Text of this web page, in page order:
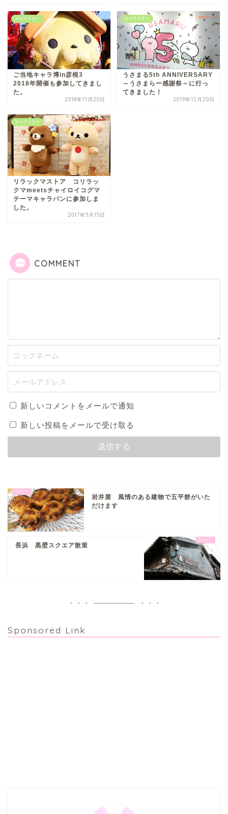
キャラクター
ご当地キャラ博in彦根3
2018年開催も参加してきまし
た。
2018年11月20日
キャラクター
うさまる5th ANNIVERSARY
～うさまらー感謝祭～に行っ
てきました！
2019年12月20日
キャラクター
リラックマストア コリラッ
クマmeetsチャイロイコグマ
テーマキャラバンに参加しま
した。
2017年5月15日
COMMENT
新しいコメントをメールで通知
新しい投稿をメールで受け取る
岩井屋 風情のある建物で五平餅がいた
だけます
長浜 黒壁スクエア散策
Sponsored Link